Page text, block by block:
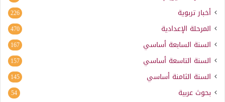
أخبار تربوية 226
المرحلة الإعدادية 470
السنة السابعة أساسي 167
السنة التاسعة أساسي 157
السنة الثامنة أساسي 145
بحوث عربية 54